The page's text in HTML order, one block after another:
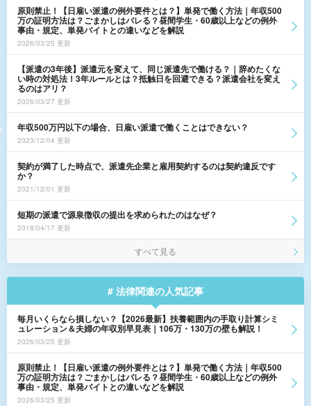
原則禁止！【日雇い派遣の例外要件とは？】単発で働く方法｜年収500
万の証明方法は？ごまかしはバレる？昼間学生・60歳以上などの例外
事由・規定、単発バイトとの違いなどを解説
2026/03/25 更新
【派遣の3年後】派遣元を変えて、同じ派遣先で働ける？｜辞めたくな
い時の対処法！3年ルールとは？抵触日を回避できる？派遣会社を変え
るのはアリ？
2026/03/27 更新
年収500万円以下の場合、日雇い派遣で働くことはできない？
2023/12/04 更新
契約が満了した時点で、派遣先企業と雇用契約するのは契約違反です
か？
2021/12/01 更新
短期の派遣で源泉徴収の提出を求められたのはなぜ？
2018/04/17 更新
すべて見る
# 法律関連の人気記事
毎月いくらなら損しない？【2026最新】扶養範囲内の手取り計算シミ
ュレーション＆夫婦の年収別早見表｜106万・130万の壁も解説！
2026/03/25 更新
原則禁止！【日雇い派遣の例外要件とは？】単発で働く方法｜年収500
万の証明方法は？ごまかしはバレる？昼間学生・60歳以上などの例外
事由・規定、単発バイトとの違いなどを解説
2026/03/25 更新